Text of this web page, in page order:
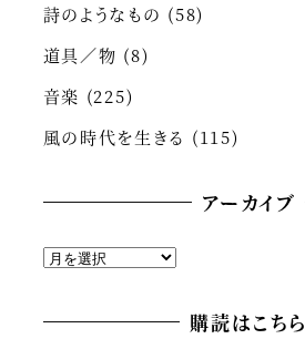
詩のようなもの (58)
道具／物 (8)
音楽 (225)
風の時代を生きる (115)
アーカイブ
ア
カ
購読はこちら